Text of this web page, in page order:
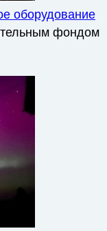
оборудование
фондом